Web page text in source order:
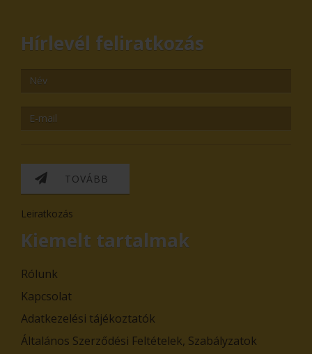
Hírlevél feliratkozás
TOVÁBB
Leiratkozás
Kiemelt tartalmak
Rólunk
Kapcsolat
Adatkezelési tájékoztatók
Általános Szerződési Feltételek, Szabályzatok